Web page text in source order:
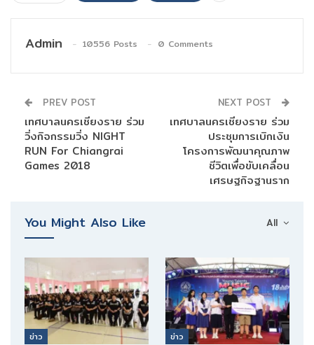
Admin 10556 Posts 0 Comments
PREV POST
เทศบาลนครเชียงราย ร่วม
วิ่งกิจกรรมวิ่ง NIGHT
RUN For Chiangrai
Games 2018
NEXT POST
เทศบาลนครเชียงราย ร่วม
ประชุมการเบิกเงิน
โครงการพัฒนาคุณภาพ
ชีวิตเพื่อขับเคลื่อน
เศรษฐกิจฐานราก
All
You Might Also Like
ข่าว
ข่าว